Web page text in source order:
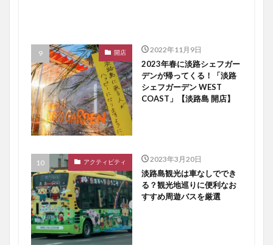
開店 2022年11月9日
2023年春に淡路シェフガー
デンが帰ってくる！「淡路
シェフガーデン WEST
COAST」【淡路島 開店】
アクティビティ 2023年3月20日
淡路島観光は車なしででき
る？観光地巡りに便利なお
すすめ周遊バスを厳選